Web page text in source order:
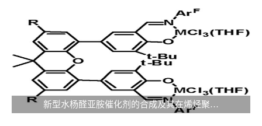
新型水杨醛亚胺催化剂的合成及其在烯烃聚…